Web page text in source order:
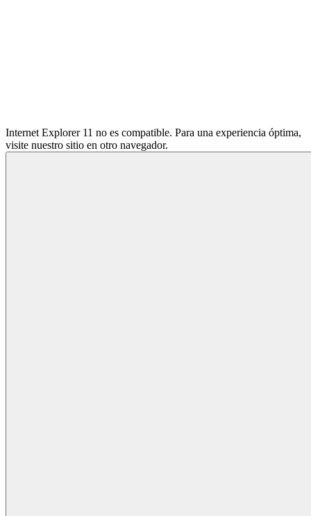
Internet Explorer 11 no es compatible. Para una experiencia óptima,
visite nuestro sitio en otro navegador.